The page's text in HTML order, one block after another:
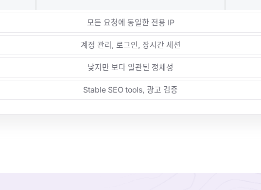
모든 요청에 ​​동일한 전용 IP
계정 관리, 로그인, 장시간 세션
낮지만 보다 일관된 정체성
Stable SEO tools, 광고 검증